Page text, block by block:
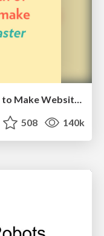
Let's Do A Bunch of Simple Stuff to Make Websites Faster
508 140k